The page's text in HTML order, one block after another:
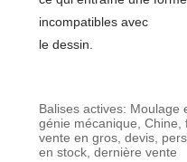
incompatibles avec
le dessin.
Balises actives: Moulage
génie mécanique, Chine,
vente en gros, devis,
en stock, dernière vente